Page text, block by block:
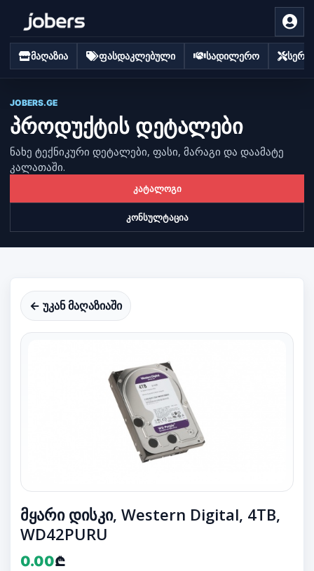
მაღაზია ფასდაკლებული სადილერო
JOBERS.GE
პროდუქტის დეტალები
ნახე ტექნიკური დეტალები, ფასი, მარაგი და დაამატე
კალათაში.
კატალოგი
კონსულტაცია
← უკან მაღაზიაში
მყარი დისკი, Western Digital, 4TB,
WD42PURU
0.00₾